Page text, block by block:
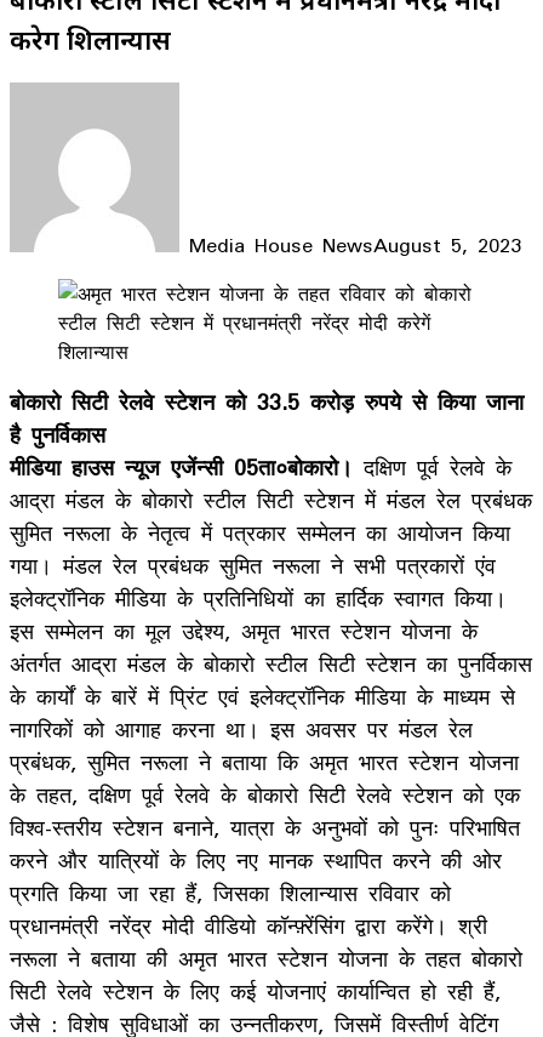
करेगें शिलान्यास
Media House NewsAugust 5, 2023
Facebook
LinkedIn
WhatsApp
Telegram
बोकारो सिटी रेलवे स्टेशन को 33.5 करोड़ रुपये से किया जाना
है पुनर्विकास
मीडिया हाउस न्यूज एजेंन्सी 05ता०बोकारो। दक्षिण पूर्व रेलवे के
आद्रा मंडल के बोकारो स्टील सिटी स्टेशन में मंडल रेल प्रबंधक
सुमित नरूला के नेतृत्व में पत्रकार सम्मेलन का आयोजन किया
गया। मंडल रेल प्रबंधक सुमित नरूला ने सभी पत्रकारों एंव
इलेक्ट्रॉनिक मीडिया के प्रतिनिधियों का हार्दिक स्वागत किया।
इस सम्मेलन का मूल उद्देश्य, अमृत भारत स्टेशन योजना के
अंतर्गत आद्रा मंडल के बोकारो स्टील सिटी स्टेशन का पुनर्विकास
के कार्यों के बारें में प्रिंट एवं इलेक्ट्रॉनिक मीडिया के माध्यम से
नागरिकों को आगाह करना था। इस अवसर पर मंडल रेल
प्रबंधक, सुमित नरूला ने बताया कि अमृत भारत स्टेशन योजना
के तहत, दक्षिण पूर्व रेलवे के बोकारो सिटी रेलवे स्टेशन को एक
विश्व-स्तरीय स्टेशन बनाने, यात्रा के अनुभवों को पुनः परिभाषित
करने और यात्रियों के लिए नए मानक स्थापित करने की ओर
प्रगति किया जा रहा हैं, जिसका शिलान्यास रविवार को
प्रधानमंत्री नरेंद्र मोदी वीडियो कॉन्फ़्रेंसिंग द्वारा करेंगे। श्री
नरूला ने बताया की अमृत भारत स्टेशन योजना के तहत बोकारो
सिटी रेलवे स्टेशन के लिए कई योजनाएं कार्यान्वित हो रही हैं,
जैसे : विशेष सुविधाओं का उन्नतीकरण, जिसमें विस्तीर्ण वेटिंग